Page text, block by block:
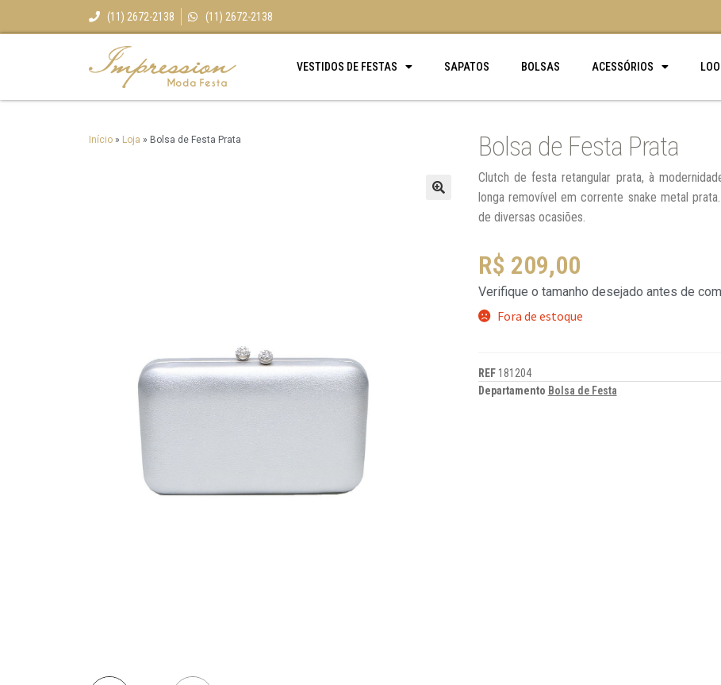
(11) 2672-2138 (11) 2672-2138
VESTIDOS DE FESTAS SAPATOS BOLSAS ACESSÓRIOS
Início » Loja » Bolsa de Festa Prata Bolsa de Festa Prata
Clutch de festa retangular prata, à
longa removível em corrente snake metal
de diversas ocasiões.
R$ 209,00
Verifique o tamanho desejado antes de
Fora de estoque
REF 181204
Departamento Bolsa de Festa